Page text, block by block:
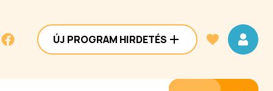
ÚJ PROGRAM HIRDETÉS